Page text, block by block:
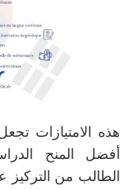
هذه الامتيازات
أفضل المنح
الطالب من